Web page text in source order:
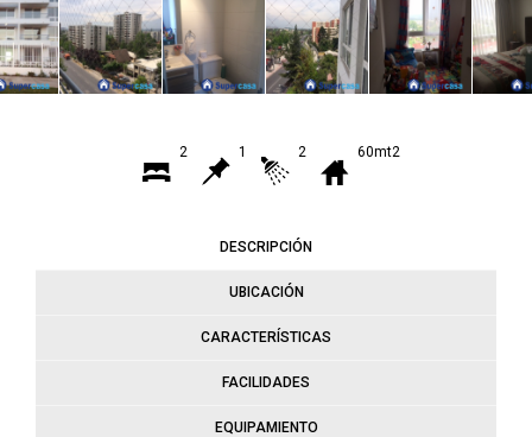
2 1 2 60mt2
DESCRIPCIÓN
UBICACIÓN
CARACTERÍSTICAS
FACILIDADES
EQUIPAMIENTO